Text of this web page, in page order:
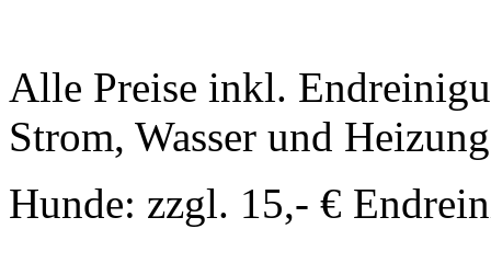
Alle Preise inkl.
Strom, Wasser und
Hunde: zzgl. 15,- €